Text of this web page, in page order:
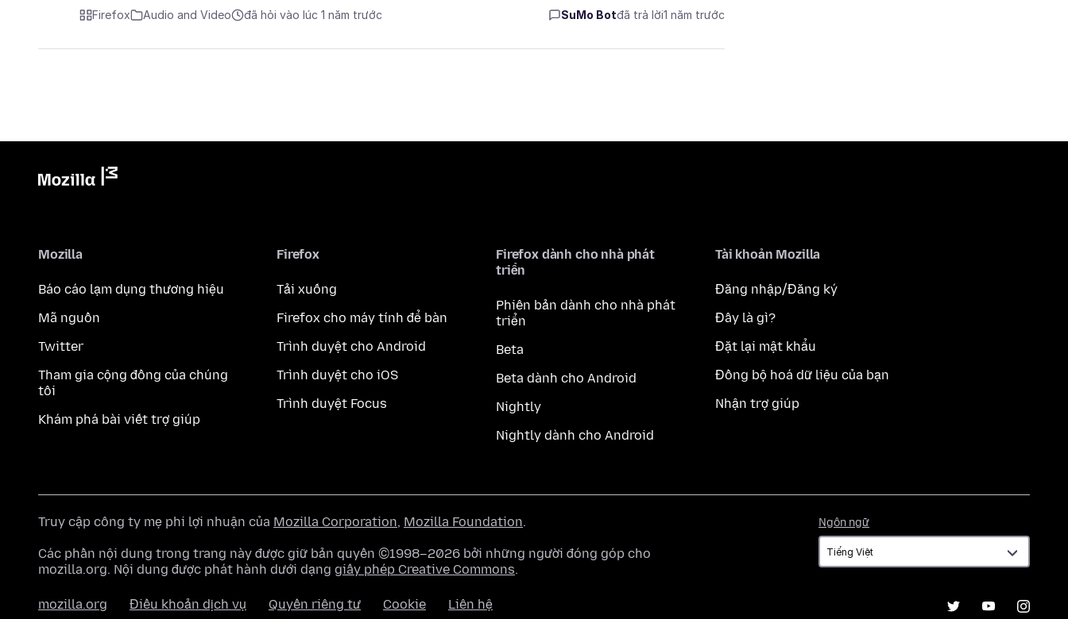
Firefox Audio and Video đã hỏi vào lúc 1 năm trước SuMo Botđã trả lời1 năm trước
Mozilla
Báo cáo lạm dụng thương hiệu
Mã nguồn
Twitter
Tham gia cộng đồng của chúng
tôi
Khám phá bài viết trợ giúp
Firefox
Tải xuống
Firefox cho máy tính để bàn
Trình duyệt cho Android
Trình duyệt cho iOS
Trình duyệt Focus
Firefox dành cho nhà phát
triển
Phiên bản dành cho nhà phát
triển
Beta
Beta dành cho Android
Nightly
Nightly dành cho Android
Tài khoản Mozilla
Đăng nhập/Đăng ký
Đây là gì?
Đặt lại mật khẩu
Đồng bộ hoá dữ liệu của bạn
Nhận trợ giúp
Ngôn ngữ
ngữ
Truy cập công ty mẹ phi lợi nhuận của Mozilla Corporation, Mozilla Foundation.
Các phần nội dung trong trang này được giữ bản quyền ©1998–2026 bởi những người đóng góp cho
mozilla.org. Nội dung được phát hành dưới dạng giấy phép Creative Commons.
mozilla.org Điều khoản dịch vụ Quyền riêng tư Cookie Liên hệ